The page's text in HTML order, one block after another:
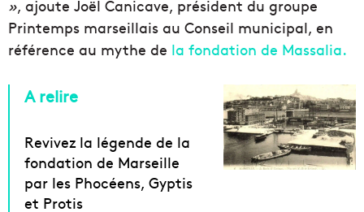
», ajoute Joël Canicave, président du groupe
Printemps marseillais au Conseil municipal, en
référence au mythe de la fondation de Massalia.
A relire
Revivez la légende de la
fondation de Marseille
par les Phocéens, Gyptis
et Protis